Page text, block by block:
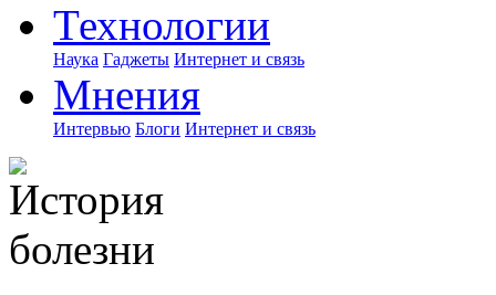
Технологии
Наука Гаджеты Интернет и связь
Мнения
Интервью Блоги Интернет и связь